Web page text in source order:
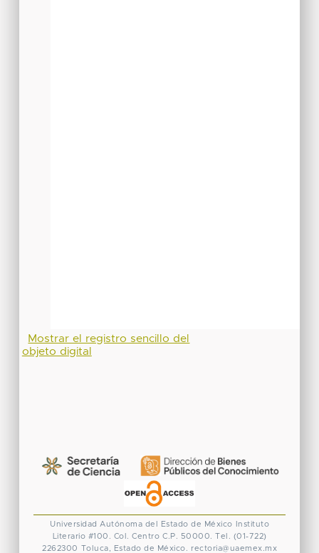
Mostrar el registro sencillo del
objeto digital
Universidad Autónoma del Estado de México
Instituto
Literario #100. Col. Centro C.P. 50000. Tel. (01-722)
2262300
Toluca, Estado de México. rectoria@uaemex.mx